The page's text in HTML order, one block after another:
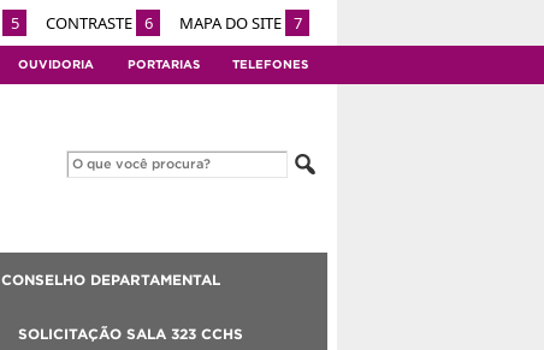
5 CONTRASTE 6 MAPA DO SITE 7
OUVIDORIA PORTARIAS TELEFONES
CONSELHO DEPARTAMENTAL
SOLICITAÇÃO SALA 323 CCHS